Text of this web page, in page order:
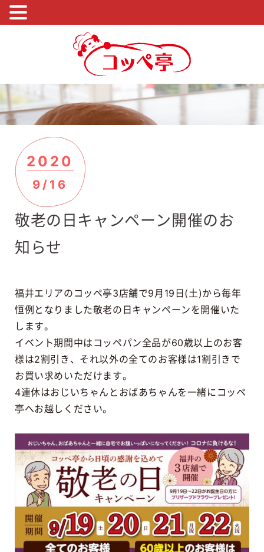
2020
9/16
敬老の日キャンペーン開催のお
知らせ
福井エリアのコッペ亭3店舗で9月19日(土)から毎年
恒例となりました敬老の日キャンペーンを開催いた
します。
イベント期間中はコッペパン全品が60歳以上のお客
様は2割引き、それ以外の全てのお客様は1割引きで
お買い求めいただけます。
4連休はおじいちゃんとおばあちゃんを一緒にコッペ
亭へお越しください。